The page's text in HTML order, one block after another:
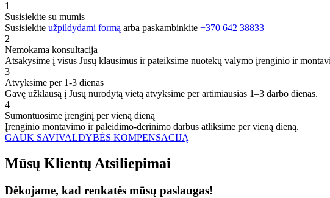
1
Susisiekite su mumis
Susisiekite užpildydami formą arba paskambinkite +370 642 38833
2
Nemokama konsultacija
Atsakysime į visus Jūsų klausimus ir pateiksime nuotekų valymo įrenginio ir
3
Atvyksime per 1-3 dienas
Gavę užklausą į Jūsų nurodytą vietą atvyksime per artimiausias 1–3 darbo dienas.
4
Sumontuosime įrenginį per vieną dieną
Įrenginio montavimo ir paleidimo-derinimo darbus atliksime per vieną dieną.
GAUK SAVIVALDYBĖS KOMPENSACIJĄ
Mūsų Klientų Atsiliepimai
Dėkojame, kad renkatės mūsų paslaugas!